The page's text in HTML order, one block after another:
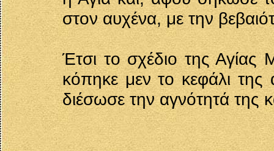
στον αυχένα, με την
Έτσι το σχέδιο της
κόπηκε μεν το κεφάλι
διέσωσε την αγνότητά της